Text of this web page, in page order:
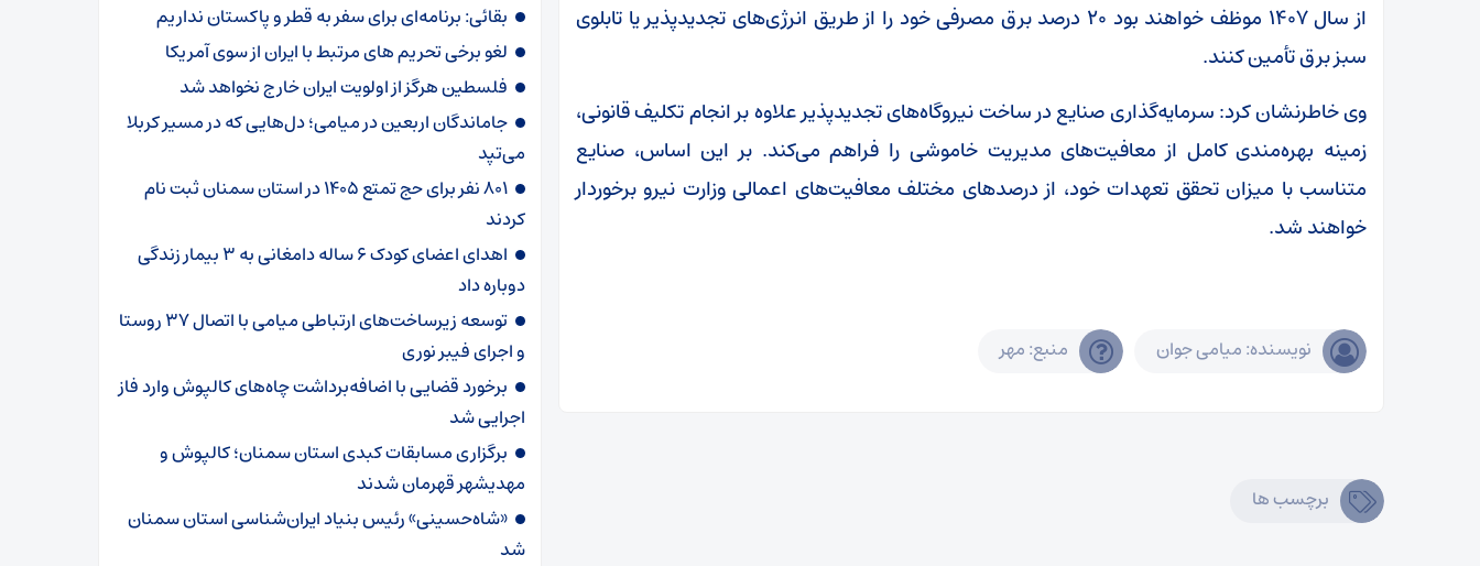
از سال ۱۴۰۷ موظف خواهند بود ۲۰ درصد برق مصرفی خود را از طریق انرژی‌های تجدیدپذیر یا تابلوی
سبز برق تأمین کنند.
وی خاطرنشان کرد: سرمایه‌گذاری صنایع در ساخت نیروگاه‌های تجدیدپذیر علاوه بر انجام تکلیف قانونی،
زمینه بهره‌مندی کامل از معافیت‌های مدیریت خاموشی را فراهم می‌کند. بر این اساس، صنایع
متناسب با میزان تحقق تعهدات خود، از درصدهای مختلف معافیت‌های اعمالی وزارت نیرو برخوردار
خواهند شد.
نویسنده: میامی جوان منبع: مهر
برچسب ها
بقائی: برنامه‌ای برای سفر به قطر و پاکستان نداریم
لغو برخی تحریم های مرتبط با ایران از سوی آمریکا
فلسطین هرگز از اولویت ایران خارج نخواهد شد
جاماندگان اربعین در میامی؛ دل‌هایی که در مسیر کربلا
می‌تپد
۸۰۱ نفر برای حج تمتع ۱۴۰۵ در استان سمنان ثبت نام
کردند
اهدای اعضای کودک ۶ ساله دامغانی به ۳ بیمار زندگی
دوباره داد
توسعه زیرساخت‌های ارتباطی میامی با اتصال ۳۷ روستا
و اجرای فیبر نوری
برخورد قضایی با اضافه‌برداشت چاه‌های کالپوش وارد فاز
اجرایی شد
برگزاری مسابقات کبدی استان سمنان؛ کالپوش و
مهدیشهر قهرمان شدند
«شاه‌حسینی» رئیس بنیاد ایران‌شناسی استان سمنان
شد